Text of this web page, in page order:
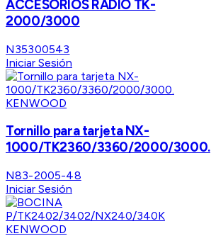
ACCESORIOS RADIO TK-
2000/3000
N35300543
Iniciar Sesión
KENWOOD
Tornillo para tarjeta NX-
1000/TK2360/3360/2000/3000.
N83-2005-48
Iniciar Sesión
KENWOOD